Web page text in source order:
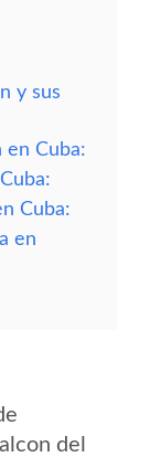
y sus
en Cuba:
Cuba:
en
del